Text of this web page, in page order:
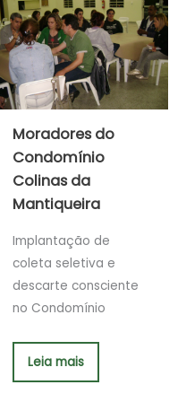
Moradores do
Condomínio
Colinas da
Mantiqueira
Implantação de
coleta seletiva e
descarte consciente
no Condomínio
Leia mais